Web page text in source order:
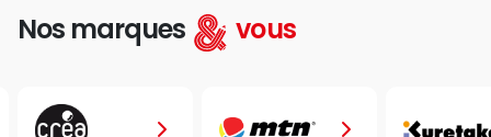
Nos marques vous